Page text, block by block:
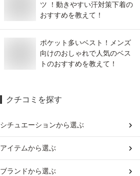
ツ ！動きやすい汗対策下着の
おすすめを教えて！
ポケット多いベスト！メンズ
向けのおしゃれで人気のベス
トのおすすめを教えて！
クチコミを探す
シチュエーションから選ぶ
アイテムから選ぶ
ブランドから選ぶ